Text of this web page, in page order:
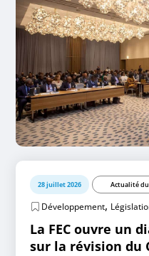
28 juillet 2026 Actualité du
Développement,
La FEC ouvre un
sur la révision du